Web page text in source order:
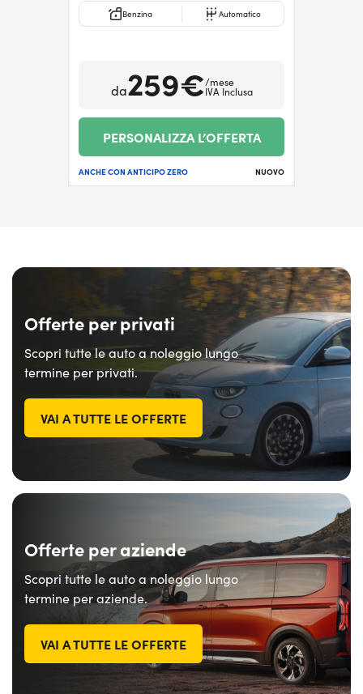
Benzina Automatico
da259€/mese
IVA Inclusa
PERSONALIZZA L’OFFERTA
ANCHE CON ANTICIPO ZERO NUOVO
Offerte per privati
Scopri tutte le auto a noleggio lungo
termine per privati.
VAI A TUTTE LE OFFERTE
Offerte per aziende
Scopri tutte le auto a noleggio lungo
termine per aziende.
VAI A TUTTE LE OFFERTE